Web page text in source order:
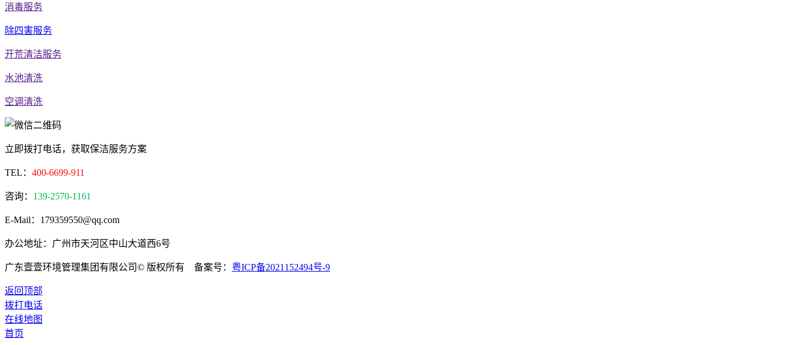
消毒服务
除四害服务
开荒清洁服务
水池清洗
空调清洗
立即拨打电话，获取保洁服务方案
TEL： 400-6699-911
咨询： 139-2570-1161
E-Mail：179359550@qq.com
办公地址：广州市天河区中山大道西6号
广东壹壹环境管理集团有限公司© 版权所有 备案号： 粤ICP备2021152494号-9
返回顶部
拨打电话
在线地图
首页